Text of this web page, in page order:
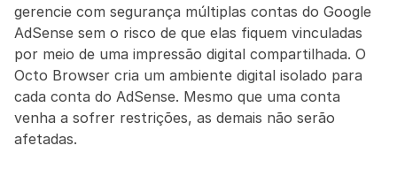
gerencie com segurança múltiplas contas do Google
AdSense sem o risco de que elas fiquem vinculadas
por meio de uma impressão digital compartilhada. O
Octo Browser cria um ambiente digital isolado para
cada conta do AdSense. Mesmo que uma conta
venha a sofrer restrições, as demais não serão
afetadas.